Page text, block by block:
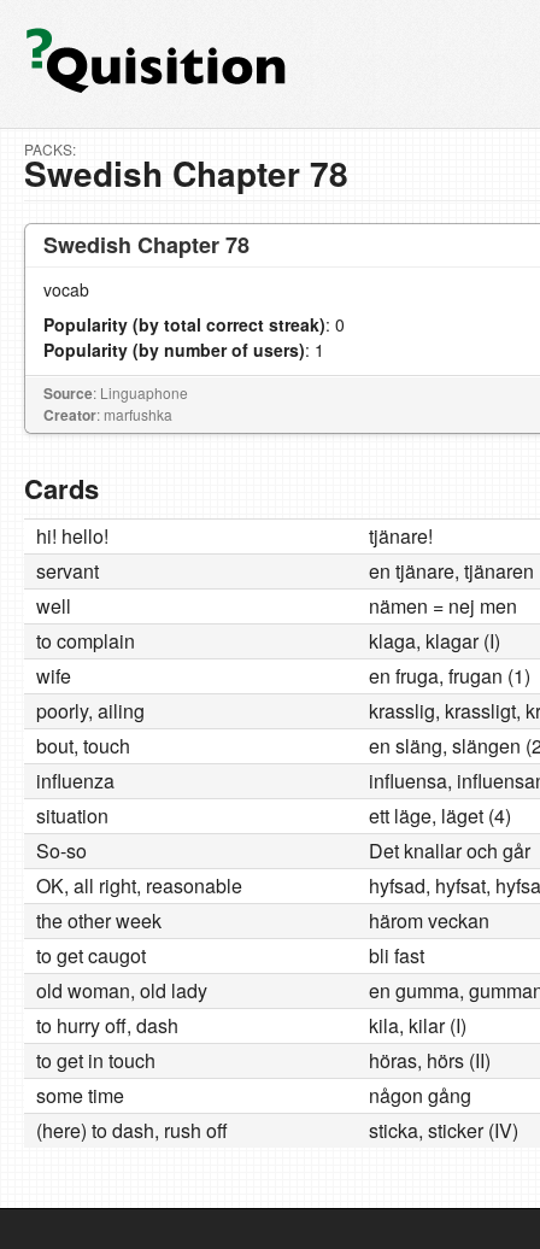
PACKS:
Swedish Chapter 78
Swedish Chapter 78
vocab
Popularity (by total correct streak): 0
Popularity (by number of users): 1
Source: Linguaphone
Creator: marfushka
Cards
hi! hello!
tjänare!
servant
en tjänare, tjänaren
well
nämen = nej men
to complain
klaga, klagar (I)
wife
en fruga, frugan (1)
poorly, ailing
krasslig, krassligt,
bout, touch
en släng, slängen
influenza
influensa,
situation
ett läge, läget (4)
So-so
Det knallar och går
OK, all right, reasonable
hyfsad, hyfsat,
the other week
härom veckan
to get caugot
bli fast
old woman, old lady
en gumma,
to hurry off, dash
kila, kilar (I)
to get in touch
höras, hörs (II)
some time
någon gång
(here) to dash, rush off
sticka, sticker (IV)